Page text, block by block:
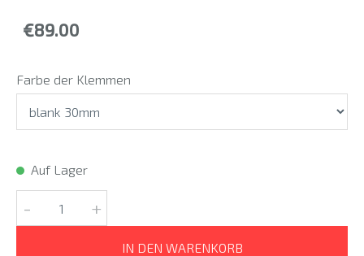
€89.00
Farbe der Klemmen
Auf Lager
- +
IN DEN WARENKORB